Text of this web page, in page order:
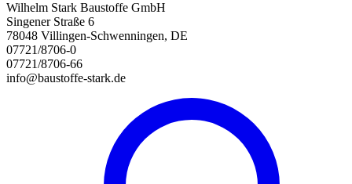
Wilhelm Stark Baustoffe GmbH
Singener Straße 6
78048 Villingen-Schwenningen, DE
07721/8706-0
07721/8706-66
info@baustoffe-stark.de